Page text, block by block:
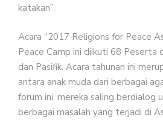
katakan”.
Acara “2017 Religions for Peace
Peace Camp ini diikuti 68 Peserta
dan Pasifik. Acara tahunan ini
antara anak muda dari berbagai
forum ini, mereka saling berdialog
berbagai masalah yang terjadi di